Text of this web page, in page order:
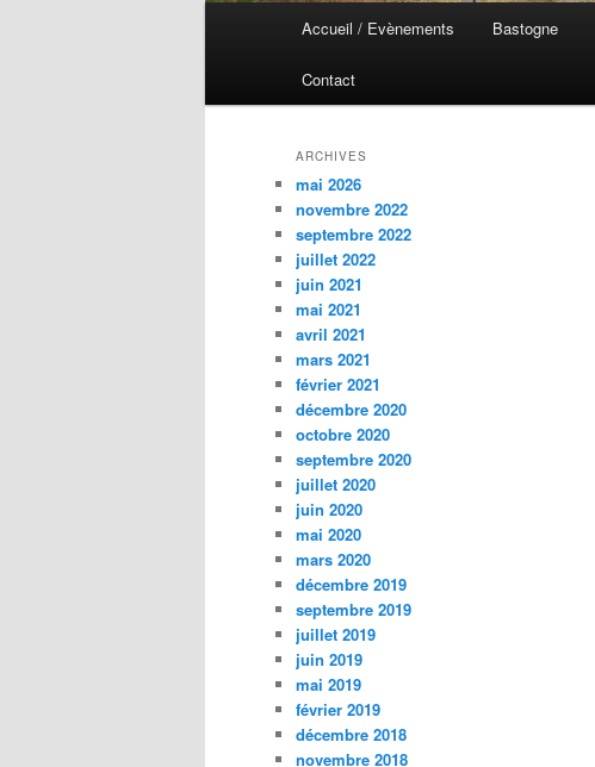
Aller
au
contenu
principal
Aller
au
contenu
secondaire
Accueil / Evènements Bastogne
Contact
ARCHIVES
mai 2026
novembre 2022
septembre 2022
juillet 2022
juin 2021
mai 2021
avril 2021
mars 2021
février 2021
décembre 2020
octobre 2020
septembre 2020
juillet 2020
juin 2020
mai 2020
mars 2020
décembre 2019
septembre 2019
juillet 2019
juin 2019
mai 2019
février 2019
décembre 2018
novembre 2018